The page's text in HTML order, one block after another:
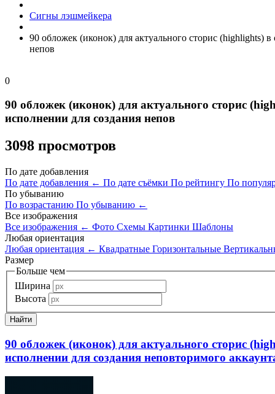
Сигны лэшмейкера
90 обложек (иконок) для актуального сторис (highlights)
непов
0
90 обложек (иконок) для актуального сторис
исполнении для создания непов
3098 просмотров
По дате добавления
По дате добавления ← По дате съёмки По рейтингу По
По убыванию
По возрастанию По убыванию ←
Все изображения
Все изображения ← Фото Схемы Картинки Шаблоны
Любая ориентация
Любая ориентация ← Квадратные Горизонтальные
Размер
Больше чем
Ширина
Высота
90 обложек (иконок) для актуального сторис
исполнении для создания неповторимого